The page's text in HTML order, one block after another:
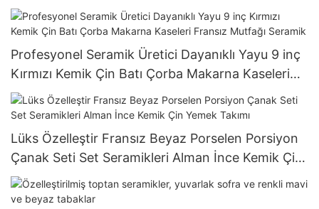
Seramik Yemek Takımı
Profesyonel Seramik Üretici Dayanıklı Yayu 9 inç
Kırmızı Kemik Çin Batı Çorba Makarna Kaseleri
Fransız Mutfağı Seramik
Lüks Özelleştir Fransız Beyaz Porselen Porsiyon
Çanak Seti Set Seramikleri Alman İnce Kemik Çin
Yemek Takımı